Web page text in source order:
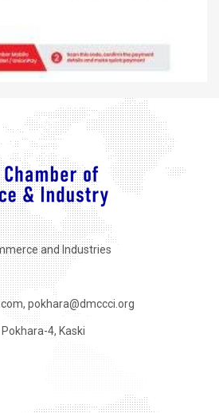
and Industries
, pokhara@dmccci.org
4, Kaski